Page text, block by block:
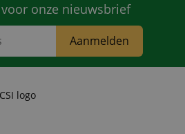
onze nieuwsbrief
Aanmelden